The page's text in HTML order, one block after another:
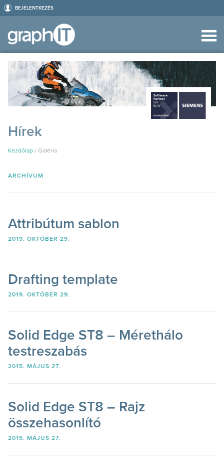
BEJELENTKEZÉS
Hírek
Kezdőlap / Galéria
ARCHÍVUM
Attribútum sablon
2019. OKTÓBER 29.
Drafting template
2019. OKTÓBER 29.
Solid Edge ST8 – Mérethálo
testreszabás
2015. MÁJUS 27.
Solid Edge ST8 – Rajz
összehasonlító
2015. MÁJUS 27.